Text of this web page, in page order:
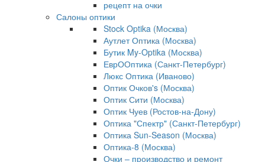
рецепт на очки
Салоны оптики
Stock Optika (Москва)
Аутлет Оптика (Москва)
Бутик My-Optika (Москва)
ЕврООптика (Санкт-Петербург)
Люкс Оптика (Иваново)
Оптик Очков's (Москва)
Оптик Сити (Москва)
Оптик Чуев (Ростов-на-Дону)
Оптика "Спектр" (Санкт-Петербург)
Оптика Sun-Season (Москва)
Оптика-8 (Москва)
Очки – производство и ремонт